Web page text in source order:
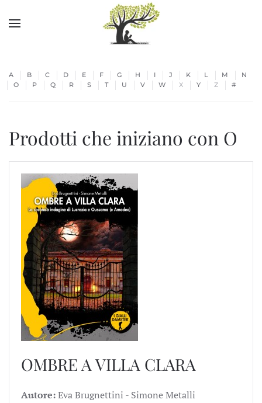
Skip to main content
A B C D E F G H I J K L M
N
O
P Q R S T U V W X Y Z #
Prodotti che iniziano con O
OMBRE A VILLA CLARA
Autore:Eva Brugnettini - Simone Metalli